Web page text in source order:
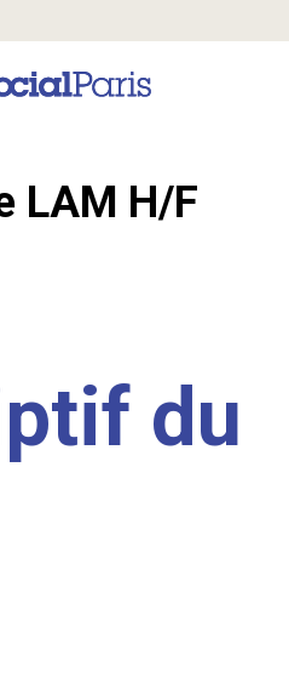
LAM H/F
du